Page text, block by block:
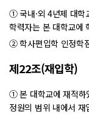
① 국내·외 4년제 대학
학력자는 본 대학교에
② 학사편입학 인정학
제22조(재입학)
① 본 대학교에 재적하
정원의 범위 내에서